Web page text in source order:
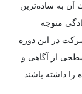
آن به ساده‌ترین
متوجه
در این دوره
از آگاهی و
داشته باشند.